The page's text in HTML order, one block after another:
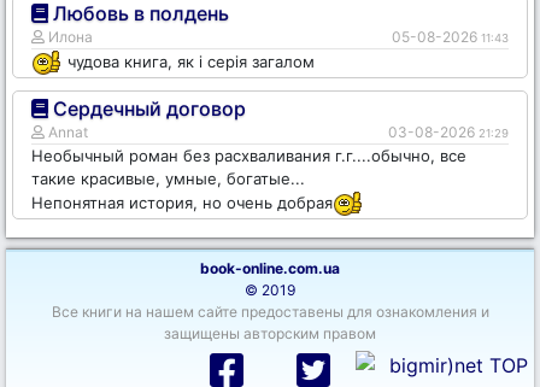
Любовь в полдень
Илона 05-08-2026 11:43
чудова книга, як і серія загалом
Сердечный договор
Annat 03-08-2026 21:29
Необычный роман без расхваливания г.г....обычно, все
такие красивые, умные, богатые...
Непонятная история, но очень добрая
book-online.com.ua
© 2019
Все книги на нашем сайте предоставены для ознакомления и
защищены авторским правом